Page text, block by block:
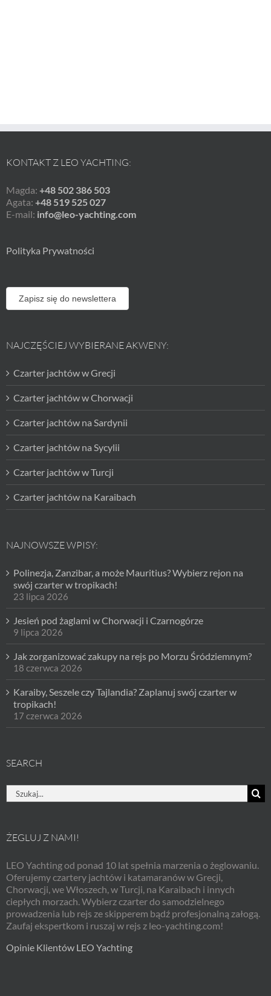
KONTAKT Z LEO YACHTING:
Magda: +48 502 386 503
Agata: +48 519 525 027
E-mail: info@leo-yachting.com
Polityka Prywatności
Zapisz się do newslettera
NAJCZĘŚCIEJ WYBIERANE AKWENY:
Czarter jachtów w Grecji
Czarter jachtów w Chorwacji
Czarter jachtów na Sardynii
Czarter jachtów na Sycylii
Czarter jachtów w Turcji
Czarter jachtów na Karaibach
NAJNOWSZE WPISY:
Polinezja, Zanzibar, a może Mauritius? Wybierz rejon na
swój czarter w tropikach!
23 lipca 2026
Jesień pod żaglami w Chorwacji i Czarnogórze
9 lipca 2026
Jak zorganizować zakupy na rejs po Morzu Śródziemnym?
18 czerwca 2026
Karaiby, Seszele czy Tajlandia? Zaplanuj swój czarter w
tropikach!
17 czerwca 2026
SEARCH
Szukaj
ŻEGLUJ Z NAMI!
LEO Yachting od ponad 10 lat spełnia marzenia o żeglowaniu.
Oferujemy czartery jachtów i katamaranów w Grecji,
Chorwacji, we Włoszech, w Turcji, na Karaibach i innych
ciepłych morzach. Wybierz czarter do samodzielnego
prowadzenia lub rejs ze skipperem bądź profesjonalną załogą.
Zaufaj ekspertkom i ruszaj w rejs z leo-yachting.com!
Opinie Klientów LEO Yachting